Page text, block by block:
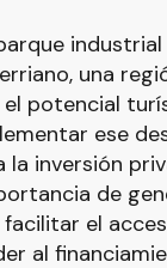
una
potencial
ese
inversión
de
el
al